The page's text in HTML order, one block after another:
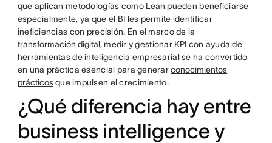
que aplican metodologías como Lean pueden beneficiarse
especialmente, ya que el BI les permite identificar
ineficiencias con precisión. En el marco de la
transformación digital, medir y gestionar KPI con ayuda de
herramientas de inteligencia empresarial se ha convertido
en una práctica esencial para generarconocimientos
prácticosque impulsen el crecimiento.
¿Qué diferencia hay entre
business intelligence y